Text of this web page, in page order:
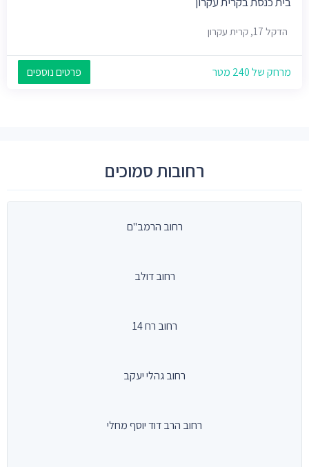
הדקל 17, קרית עקרון
מרחק של 240 מטר פרטים נוספים
רחובות סמוכים
רחוב הרמב"ם
רחוב דולב
רחוב רח 14
רחוב גהלי יעקב
רחוב הרב דוד יוסף מחלי